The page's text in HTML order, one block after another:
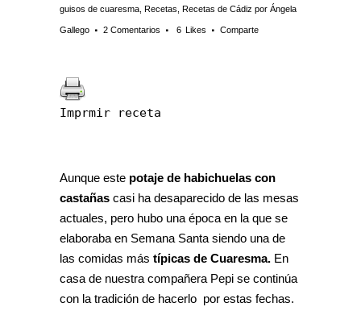
guisos de cuaresma Recetas Recetas de Cádiz por Ángela
Gallego 2 Comentarios 6 Likes Comparte
Imprmir receta
Aunque este potaje de habichuelas con
castañas casi ha desaparecido de las mesas
actuales, pero hubo una época en la que se
elaboraba en Semana Santa siendo una de
las comidas más típicas de Cuaresma. En
casa de nuestra compañera Pepi se continúa
con la tradición de hacerlo por estas fechas.